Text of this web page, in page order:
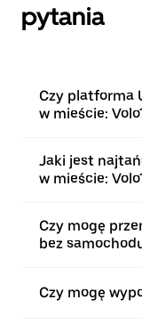
pytania
Czy platforma
w mieście:
Jaki jest
w mieście:
Czy mogę
bez
Czy mogę